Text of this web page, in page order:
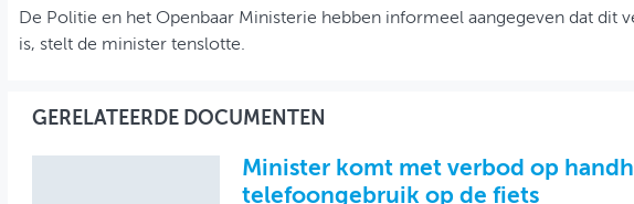
De Politie en het Openbaar Ministerie hebben informeel aangegeven dat dit
is, stelt de minister tenslotte.
GERELATEERDE DOCUMENTEN
Minister komt met verbod op
telefoongebruik op de fiets